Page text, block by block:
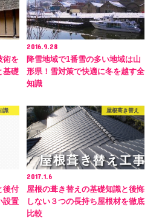
術を
基礎
2016.9.28
降雪地域で1番雪の多い地域は山
形県！雪対策で快適に冬を越す全
知識
識
後付
設置
屋根葺き替え
2017.1.6
屋根の葺き替えの基礎知識と後悔
しない３つの長持ち屋根材を徹底
比較